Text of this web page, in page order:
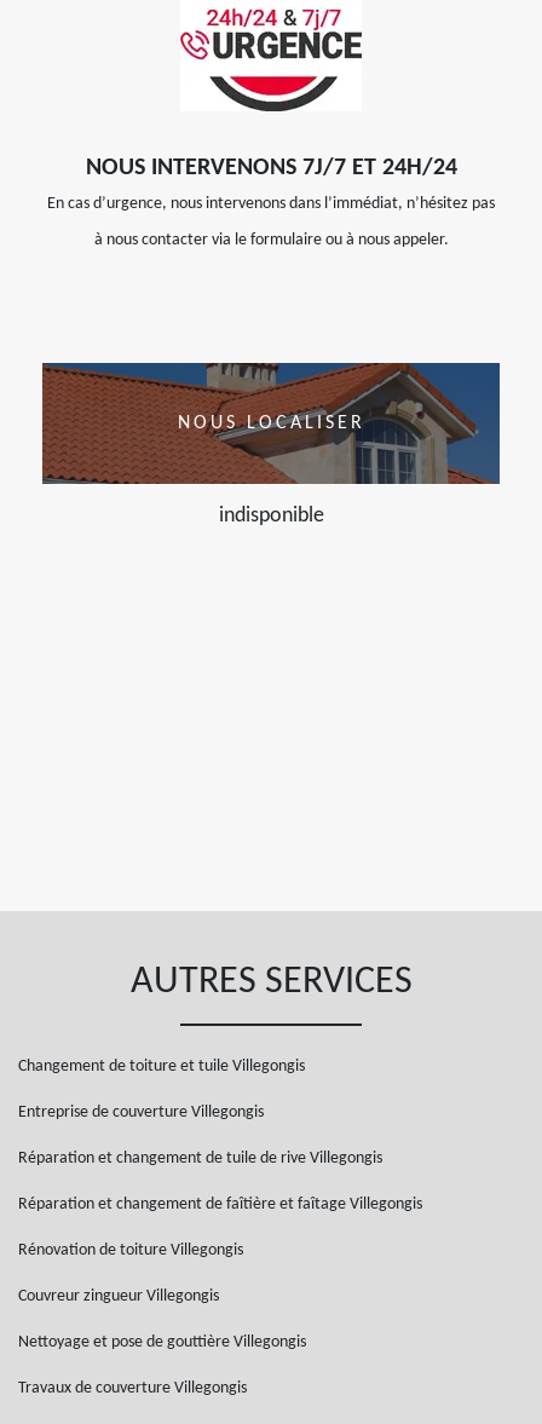
NOUS INTERVENONS 7J/7 ET 24H/24
En cas d’urgence, nous intervenons dans l’immédiat, n’hésitez pas
à nous contacter via le formulaire ou à nous appeler.
NOUS LOCALISER
indisponible
AUTRES SERVICES
Changement de toiture et tuile Villegongis
Entreprise de couverture Villegongis
Réparation et changement de tuile de rive Villegongis
Réparation et changement de faîtière et faîtage Villegongis
Rénovation de toiture Villegongis
Couvreur zingueur Villegongis
Nettoyage et pose de gouttière Villegongis
Travaux de couverture Villegongis